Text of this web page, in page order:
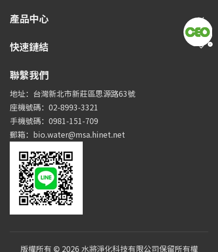
產品中心
快速鏈結
聯繫我們
地址：台灣新北市新莊區思源路63號
座機號碼：02-8993-3321
手機號碼：0981-151-709
郵箱： bio.water@msa.hinet.net
版權所有 © 2026 水將淨化科技有限公司保留所有權